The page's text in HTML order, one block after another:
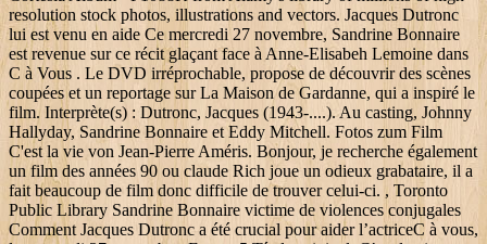
resolution stock photos, illustrations and vectors. Jacques Dutronc
lui est venu en aide Ce mercredi 27 novembre, Sandrine Bonnaire
est revenue sur ce récit glaçant face à Anne-Elisabeh Lemoine dans
C à Vous . Le DVD irréprochable, propose de découvrir des scènes
coupées et un reportage sur La Maison de Gardanne, qui a inspiré le
film. Interprète(s) : Dutronc, Jacques (1943-....). Au casting, Johnny
Hallyday, Sandrine Bonnaire et Eddy Mitchell. Fotos zum Film
C'est la vie von Jean-Pierre Améris. Bonjour, je recherche également
un film des années 90 ou claude Rich joue un odieux grabataire, il a
fait beaucoup de film donc difficile de trouver celui-ci. , Toronto
Public Library Sandrine Bonnaire victime de violences conjugales
Comment Jacques Dutronc a été crucial pour aider l’actriceC à vous,